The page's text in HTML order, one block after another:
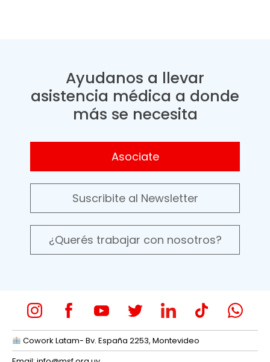
Ayudanos a llevar
asistencia médica a donde
más se necesita
Asociate
Suscribite al Newsletter
¿Querés trabajar con nosotros?
Cowork Latam- Bv. España 2253, Montevideo